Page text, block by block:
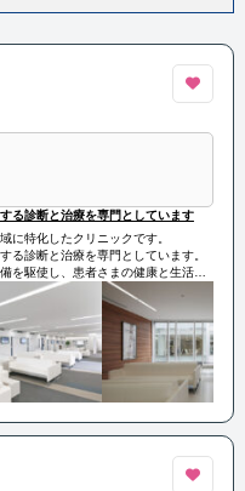
る診断と治療を専門としています
に特化したクリニックです。
る診断と治療を専門としています。
を駆使し、患者さまの健康と生活の
サービスを提供しています。